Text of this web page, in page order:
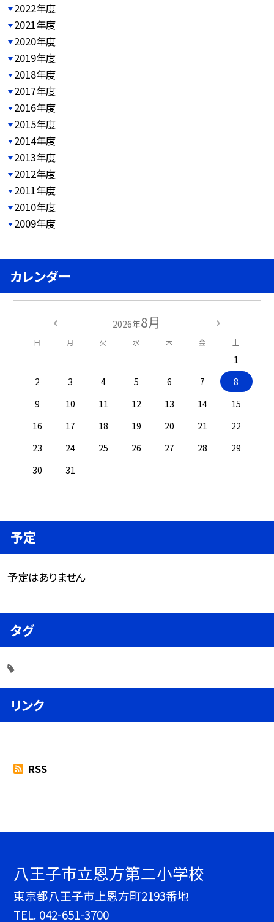
2022年度
2021年度
2020年度
2019年度
2018年度
2017年度
2016年度
2015年度
2014年度
2013年度
2012年度
2011年度
2010年度
2009年度
カレンダー
2026年8月
日 月 火 水 木 金 土
1
2
3 4 5 6 7
8
9
10 11 12 13 14
15
16
17 18 19 20 21
22
23
24 25 26 27 28
29
30
31
予定
予定はありません
タグ
リンク
RSS
八王子市立恩方第二小学校
東京都八王子市上恩方町2193番地
TEL. 042-651-3700